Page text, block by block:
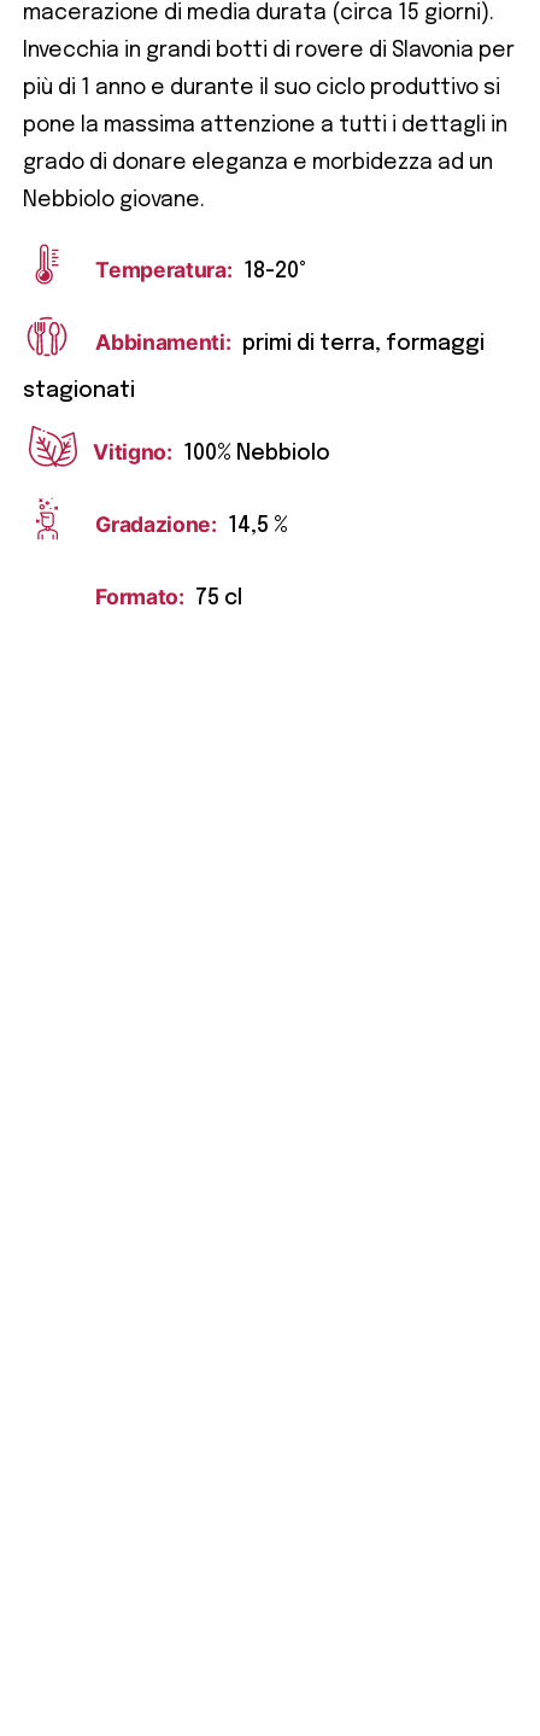
macerazione di media durata (circa 15 giorni).
Invecchia in grandi botti di rovere di Slavonia per
più di 1 anno e durante il suo ciclo produttivo si
pone la massima attenzione a tutti i dettagli in
grado di donare eleganza e morbidezza ad un
Nebbiolo giovane.
Temperatura: 18-20°
Abbinamenti: primi di terra, formaggi
stagionati
Vitigno: 100% Nebbiolo
Gradazione: 14,5 %
Formato: 75 cl